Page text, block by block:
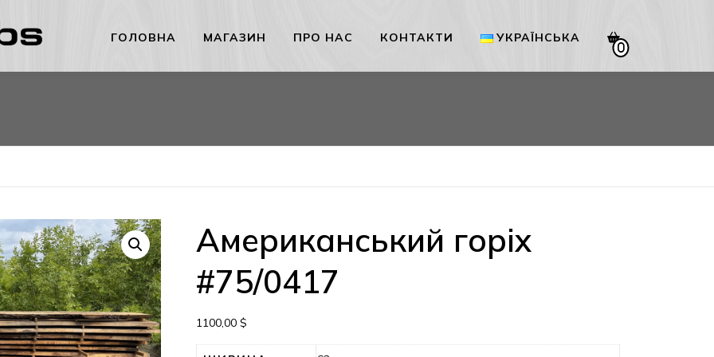
ГОЛОВНА МАГАЗИН ПРО НАС КОНТАКТИ УКРАЇНСЬКА
0
Американський горіх
#75/0417
1100,00$